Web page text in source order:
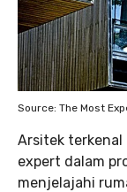
Source: The Most
Arsitek terkenal
expert dalam
menjelajahi